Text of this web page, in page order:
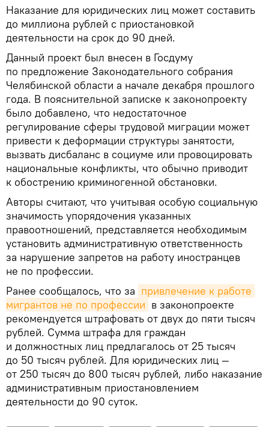
Наказание для юридических лиц может составить
до миллиона рублей с приостановкой
деятельности на срок до 90 дней.
Данный проект был внесен в Госдуму
по предложение Законодательного собрания
Челябинской области а начале декабря прошлого
года. В пояснительной записке к законопроекту
было добавлено, что недостаточное
регулирование сферы трудовой миграции может
привести к деформации структуры занятости,
вызвать дисбаланс в социуме или провоцировать
национальные конфликты, что обычно приводит
к обострению криминогенной обстановки.
Авторы считают, что учитывая особую социальную
значимость упорядочения указанных
правоотношений, представляется необходимым
установить административную ответственность
за нарушение запретов на работу иностранцев
не по профессии.
Ранее сообщалось, что за привлечение к работе
мигрантов не по профессии в законопроекте
рекомендуется штрафовать от двух до пяти тысяч
рублей. Сумма штрафа для граждан
и должностных лиц предлагалось от 25 тысяч
до 50 тысяч рублей. Для юридических лиц —
от 250 тысяч до 800 тысяч рублей, либо наказание
административным приостановлением
деятельности до 90 суток.